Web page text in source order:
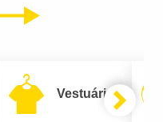
Próximo
Vestuário